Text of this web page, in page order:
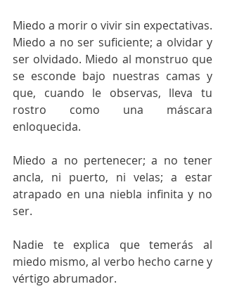
Miedo a no ser suficiente; a olvidar y
ser olvidado. Miedo al monstruo que
se esconde bajo nuestras camas y
que, cuando le observas, lleva tu
rostro como una máscara
enloquecida.
Miedo a no pertenecer; a no tener
ancla, ni puerto, ni velas; a estar
atrapado en una niebla infinita y no
ser.
Nadie te explica que temerás al
miedo mismo, al verbo hecho carne y
vértigo abrumador.